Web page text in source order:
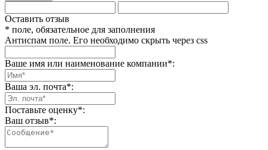
Оставить отзыв
* поле, обязательное для заполнения
Антиспам поле. Его необходимо скрыть через css
Ваше имя или наименование компании*:
Ваша эл. почта*:
Поставьте оценку*:
Ваш отзыв*: